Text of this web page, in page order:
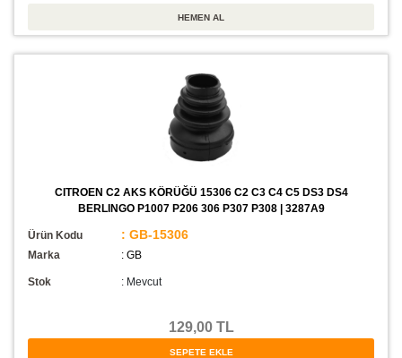
CITROEN C2 AKS KÖRÜĞÜ 15306 C2 C3 C4 C5 DS3 DS4
BERLINGO P1007 P206 306 P307 P308 | 3287A9
Ürün Kodu : GB-15306
Marka : GB
Stok : Mevcut
129,00 TL